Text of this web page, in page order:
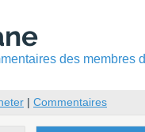
des membres
| Commentaires